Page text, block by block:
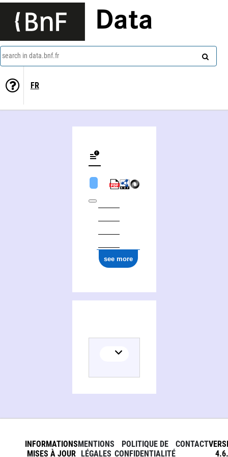
Data
search in data.bnf.fr
FR
see more
INFORMATIONS
MISES À JOUR
MENTIONS
LÉGALES
POLITIQUE DE
CONFIDENTIALITÉ
CONTACT